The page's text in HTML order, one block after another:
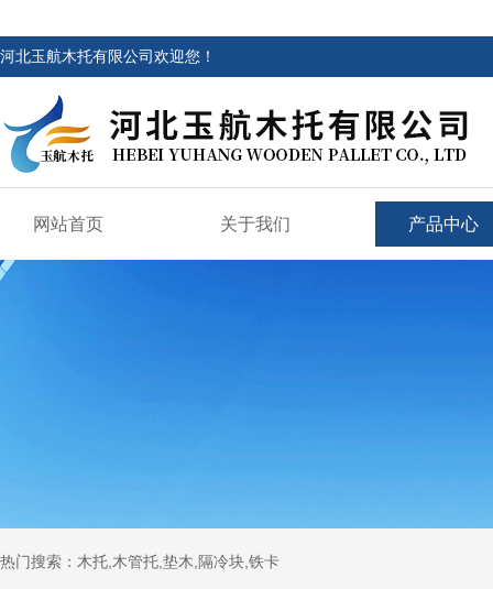
河北玉航木托有限公司欢迎您！
网站首页 关于我们 产品中心
热门搜索：木托,木管托,垫木,隔冷块,铁卡